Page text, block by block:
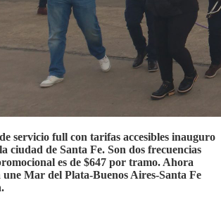
servicio full con tarifas accesibles inauguro
ciudad de Santa Fe. Son dos frecuencias
es de $647 por tramo. Ahora
Mar del Plata-Buenos Aires-Santa Fe